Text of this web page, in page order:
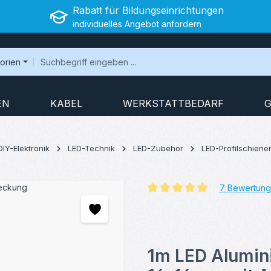
Rabatt für Bildungseinrichtungen
individuelles Angebot anfordern
KABEL WERKSTATTBEDARF
Elektronik LED-Technik LED-Zubehör LED-
7
1m LED